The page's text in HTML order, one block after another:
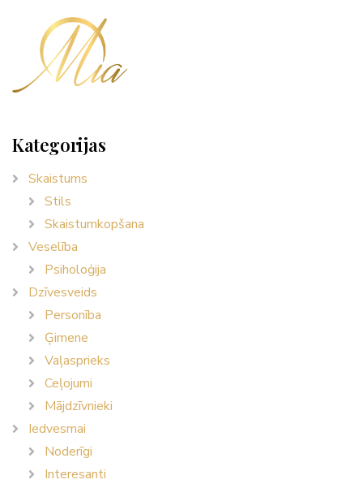
Kategorijas
Skaistums
Stils
Skaistumkopšana
Veselība
Psiholoģija
Dzīvesveids
Personība
Ģimene
Vaļasprieks
Ceļojumi
Mājdzīvnieki
Iedvesmai
Noderīgi
Interesanti